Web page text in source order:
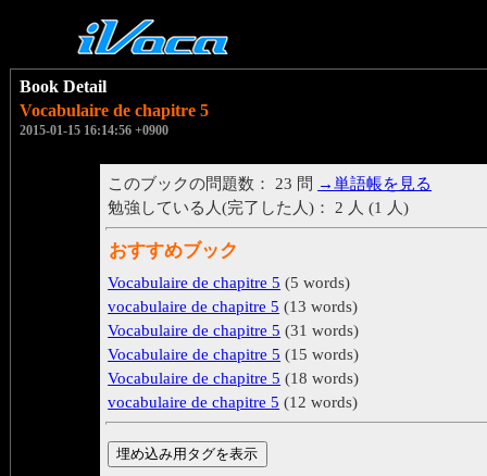
Book Detail
Vocabulaire de chapitre 5
2015-01-15 16:14:56 +0900
このブックの問題数： 23 問 →単語帳を見る
勉強している人(完了した人)： 2 人 (1 人)
おすすめブック
Vocabulaire de chapitre 5 (5 words)
vocabulaire de chapitre 5 (13 words)
Vocabulaire de chapitre 5 (31 words)
Vocabulaire de chapitre 5 (15 words)
Vocabulaire de chapitre 5 (18 words)
vocabulaire de chapitre 5 (12 words)